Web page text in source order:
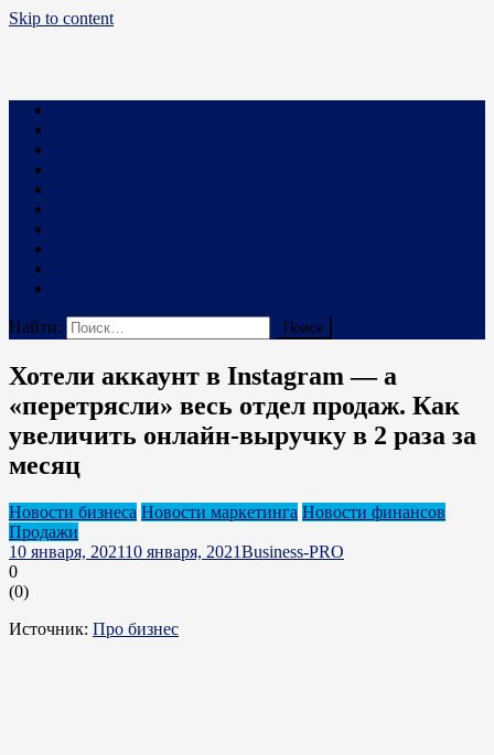
Skip to content
Business PRO
Новости про бизнес и не только
Найти:
Хотели аккаунт в Instagram — а
«перетрясли» весь отдел продаж. Как
увеличить онлайн-выручку в 2 раза за
месяц
Новости бизнеса Новости маркетинга Новости финансов
Продажи
10 января, 202110 января, 2021Business-PRO
0
(0)
Источник: Про бизнес